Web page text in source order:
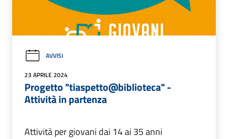
AVVISI
23 APRILE 2024
Progetto "tiaspetto@biblioteca" -
Attività in partenza
Attività per giovani dai 14 ai 35 anni